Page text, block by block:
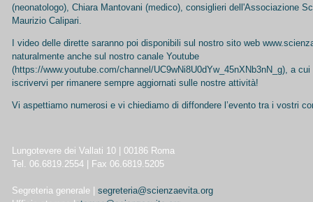
(neonatologo), Chiara Mantovani (medico), consiglieri dell'Associazione
Maurizio Calipari.
I video delle dirette saranno poi disponibili sul nostro sito web
naturalmente anche sul nostro canale Youtube
(https://www.youtube.com/channel/UC9wNi8U0dYw_45nXNb3nN_g), a cui
iscrivervi per rimanere sempre aggiornati sulle nostre attività!
Vi aspettiamo numerosi e vi chiediamo di diffondere l’evento tra i vostri
Lungotevere dei Vallati 10 | 00186 Roma
Tel. 06.6819.2554 | Fax 06.6819.5205
Segreteria generale |
segreteria@scienzaevita.org